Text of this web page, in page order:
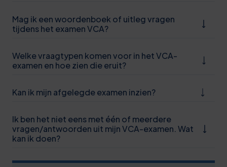
Mag ik een woordenboek of uitleg vragen
tijdens het examen VCA?
Welke vraagtypen komen voor in het VCA-
examen en hoe zien die eruit?
Kan ik mijn afgelegde examen inzien?
Ik ben het niet eens met één of meerdere
vragen/antwoorden uit mijn VCA-examen. Wat
kan ik doen?
5
0
6
1
6
1
6
1